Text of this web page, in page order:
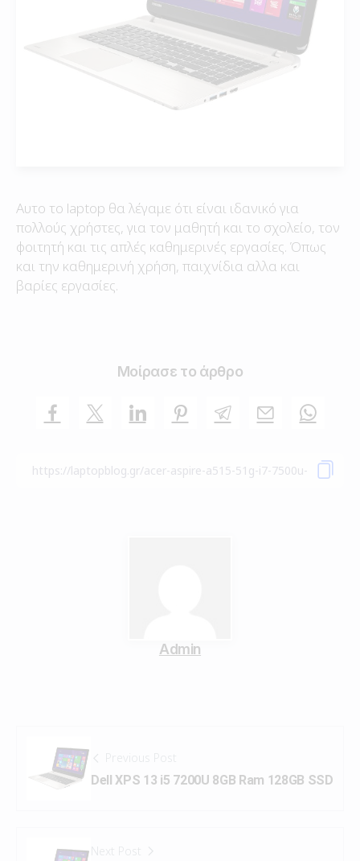
Αυτο το laptop θα λέγαμε ότι είναι ιδανικό για
πολλούς χρήστες, για τον μαθητή και το σχολείο, τον
φοιτητή και τις απλές καθημερινές εργασίες. Όπως
και την καθημερινή χρήση, παιχνίδια αλλα και
βαρίες εργασίες.
Μοίρασε το άρθρο
Admin
Previous Post
Dell XPS 13 i5 7200U 8GB Ram 128GB SSD
Next Post